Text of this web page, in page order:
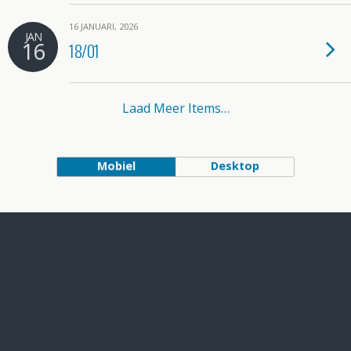
JAN
16
16 JANUARI, 2026
18/01
Laad Meer Items…
Mobiel Desktop